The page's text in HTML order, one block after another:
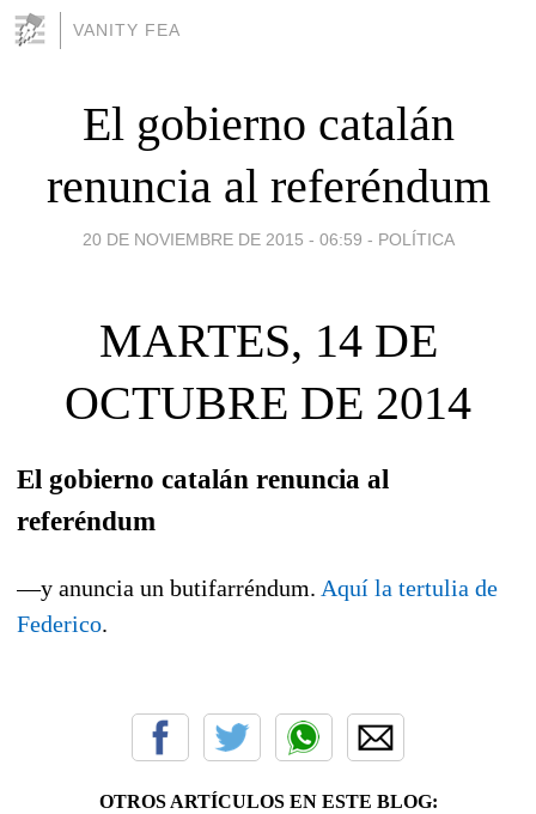
VANITY FEA
El gobierno catalán
renuncia al referéndum
20 DE NOVIEMBRE DE 2015 - 06:59 - POLÍTICA
MARTES, 14 DE
OCTUBRE DE 2014
El gobierno catalán renuncia al
referéndum
—y anuncia un butifarréndum. Aquí la tertulia de
Federico.
OTROS ARTÍCULOS EN ESTE BLOG: